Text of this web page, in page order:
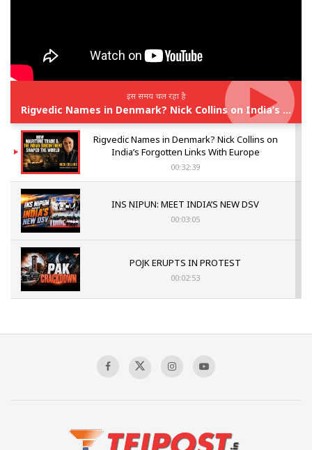
इस समय चल रहा है
Rigvedic Names in Denmark? Nick Collins on India’s Forgotten Links With Europe
Rigvedic Names in Denmark? Nick Collins on
India’s Forgotten Links With Europe
00:32:39
INS NIPUN: MEET INDIA’S NEW DSV
00:03:05
POJK ERUPTS IN PROTEST
00:02:53
Sagar